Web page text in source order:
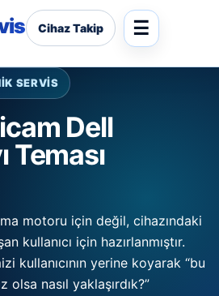
Cihaz Takip
SERVİS
Dell
Teması
motoru için değil, cihazındaki
kullanıcı için hazırlanmıştır.
kullanıcının yerine koyarak “bu
olsa nasıl yaklaşırdık?”